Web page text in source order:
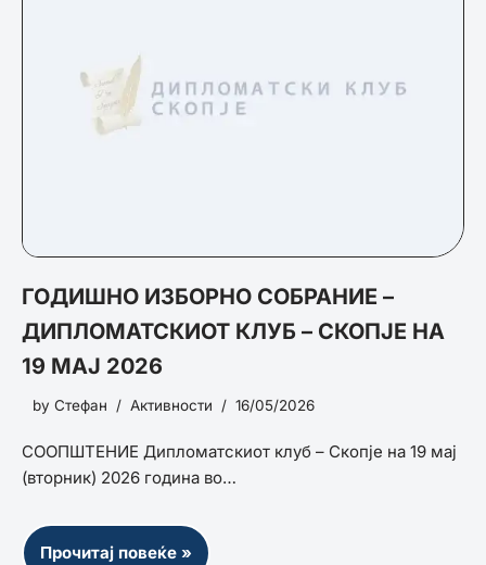
ГОДИШНО ИЗБОРНО СОБРАНИЕ –
ДИПЛОМАТСКИОТ КЛУБ – СКОПЈЕ НА
19 МАЈ 2026
by Стефан Активности 16/05/2026
СООПШТЕНИЕ Дипломатскиот клуб – Скопје на 19 мај
(вторник) 2026 година во…
Прочитај повеќе »